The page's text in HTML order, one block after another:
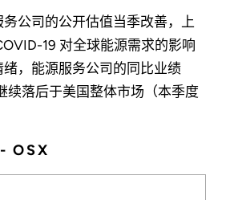
公司的公开估值当季改善，上
19 对全球能源需求的影响
，能源服务公司的同比业绩
续落后于美国整体市场（本季度
OSX